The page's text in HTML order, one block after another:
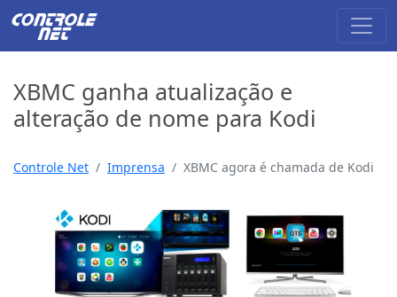
XBMC ganha atualização e
alteração de nome para Kodi
Controle Net Imprensa XBMC agora é chamada de Kodi